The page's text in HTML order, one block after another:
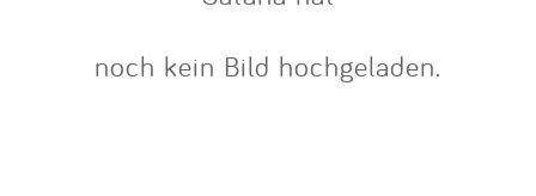
Partner
noch kein Bild hochgeladen.